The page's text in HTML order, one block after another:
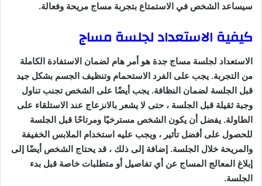
سيساعد الشخص في الاستمتاع بتجربة مساج مريحة وفعالة.
كيفية الاستعداد لجلسة مساج
الاستعداد لجلسة مساج جدة هو أمر هام لضمان الاستفادة الكاملة
من التجربة. يجب على الفرد الاستحمام وتنظيف الجسم بشكل جيد
قبل الجلسة لضمان النظافة. يجب أيضًا على الشخص تجنب تناول
وجبة ثقيلة قبل الجلسة ، حتى لا يشعر بالانزعاج عند الاستلقاء على
الطاولة. يفضل أن يكون الشخص مسترخيًا ومرتاحًا قبل الجلسة
للحصول على أفضل تأثير ، ويجب عليه استخدام الملابس الخفيفة
والمريحة خلال الجلسة. إضافة إلى ذلك ، قد يحتاج الشخص أيضًا إلى
إبلاغ المعالج المساج عن أي تفاصيل أو متطلبات خاصة قبل بدء
الجلسة.